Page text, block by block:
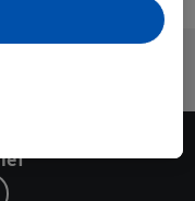
en
van
de Lidl-diensten.
winkel ook voor de
het personaliseren
Plus-account